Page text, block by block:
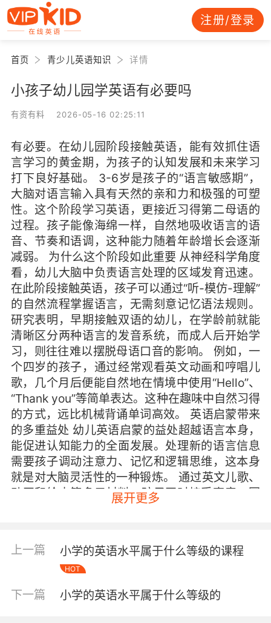
注册/登录
首页 青少儿英语知识 详情
小孩子幼儿园学英语有必要吗
有资有料 2026-05-16 02:25:11
有必要。在幼儿园阶段接触英语，能有效抓住语
言学习的黄金期，为孩子的认知发展和未来学习
打下良好基础。 3-6岁是孩子的“语言敏感期”，
大脑对语言输入具有天然的亲和力和极强的可塑
性。这个阶段学习英语，更接近习得第二母语的
过程。孩子能像海绵一样，自然地吸收语言的语
音、节奏和语调，这种能力随着年龄增长会逐渐
减弱。 为什么这个阶段如此重要 从神经科学角度
看，幼儿大脑中负责语言处理的区域发育迅速。
在此阶段接触英语，孩子可以通过“听-模仿-理解”
的自然流程掌握语言，无需刻意记忆语法规则。
研究表明，早期接触双语的幼儿，在学龄前就能
清晰区分两种语言的发音系统，而成人后开始学
习，则往往难以摆脱母语口音的影响。 例如，一
个四岁的孩子，通过经常观看英文动画和哼唱儿
歌，几个月后便能自然地在情境中使用“Hello”、
“Thank you”等简单表达。这种在趣味中自然习得
的方式，远比机械背诵单词高效。 英语启蒙带来
的多重益处 幼儿英语启蒙的益处超越语言本身，
能促进认知能力的全面发展。处理新的语言信息
需要孩子调动注意力、记忆和逻辑思维，这本身
就是对大脑灵活性的一种锻炼。 通过英文儿歌、
动画和绘本等多元材料，孩子同时接受声音、图
像和动作的刺激，这种多感官学习能增强其信息
程，有助于培养孩子的发散性思维和解决问题的
能力。比如，当孩子尝试用英语描述“彩虹”时，
他需要联想颜色、天气等多方面知识，这种跨领
域联想能力对日后学习大有裨益。 如何科学地进
行英语启蒙 对于幼儿园阶段的孩子，英语启蒙的
展开更多
上一篇 小学的英语水平属于什么等级的课程
HOT
下一篇 小学的英语水平属于什么等级的